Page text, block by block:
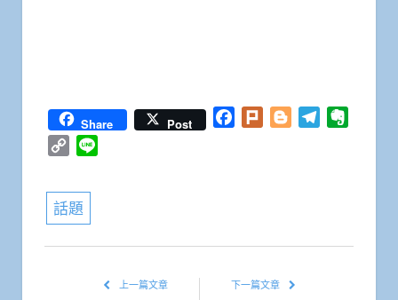
Share Post Facebook
Plurk BloggerTelegram
Copy
話題
上一篇文章 下一篇文章